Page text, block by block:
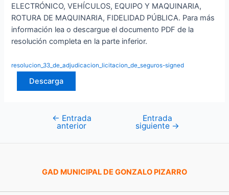
ELECTRÓNICO, VEHÍCULOS, EQUIPO Y MAQUINARIA,
ROTURA DE MAQUINARIA, FIDELIDAD PÚBLICA. Para más
información lea o descargue el documento PDF de la
resolución completa en la parte inferior.
resolucion_33_de_adjudicacion_licitacion_de_seguros-signed
Descarga
Navegación
← Entrada
anterior
Entrada
siguiente →
GAD MUNICIPAL DE GONZALO PIZARRO